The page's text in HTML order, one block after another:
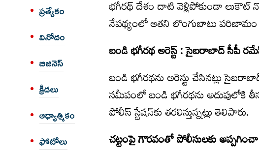
ప్రత్యేకం
వినోదం
బిజినెస్
క్రీడలు
ఆధ్యాత్మికం
ఫోటోలు
భగీరథ్‌ దేశం దాటి వెళ్లిపోకుండా లుకౌట్‌
నేపథ్యంలో అతని లొంగుబాటు పరిణామం
బండి భగీరథ అరెస్ట్ : సైబరాబాద్ సీపీ
బండి భగీరథను అరెస్టు చేసినట్లు
సమీపంలో బండి భగీరథను అదుపులోకి
పోలీస్ స్టేషన్‌కు తరలిస్తున్నట్లు తెలిపారు.
చట్టంపై గౌరవంతో పోలీసులకు